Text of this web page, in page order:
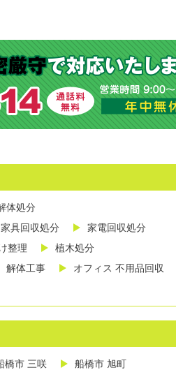
体処分
家具回収処分
家電回収処分
整理
植木処分
解体工事
オフィス 不用品回収
橋市 三咲
船橋市 旭町